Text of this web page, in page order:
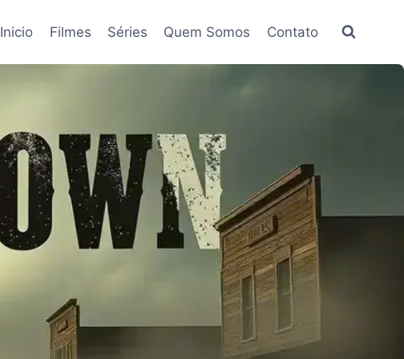
Inicio Filmes Séries Quem Somos Contato